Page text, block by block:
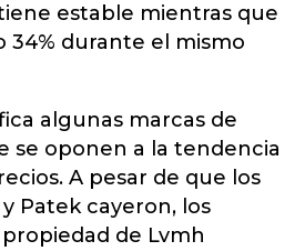
estable mientras que
34% durante el mismo
algunas marcas de
se oponen a la tendencia
A pesar de que los
Patek cayeron, los
de Lvmh